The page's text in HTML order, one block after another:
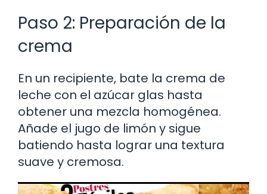
Paso 2: Preparación de la
crema
En un recipiente, bate la crema de
leche con el azúcar glas hasta
obtener una mezcla homogénea.
Añade el jugo de limón y sigue
batiendo hasta lograr una textura
suave y cremosa.